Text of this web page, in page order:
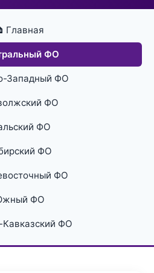
Главная
ФО
Западный ФО
ФО
ФО
ФО
ФО
ФО
ФО